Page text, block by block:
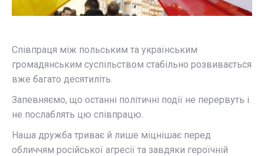
Співпраця між польським та українським
громадянським суспільством стабільно розвивається
вже багато десятиліть.
Запевняємо, що останні політичні події не перервуть і
не послаблять цю співпрацю.
Наша дружба триває й лише міцнішає перед
обличчям російської агресії та завдяки героїчній